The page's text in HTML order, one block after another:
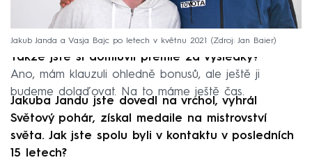
Jakub Janda a Vasja Bajc po letech v květnu 2021 Zdroj: Jan Baier
Takže jste si domluvil prémie za výsledky?
Ano, mám klauzuli ohledně bonusů, ale ještě ji
budeme dolaďovat. Na to máme ještě čas.
Jakuba Jandu jste dovedl na vrchol, vyhrál
Světový pohár, získal medaile na mistrovství
světa. Jak jste spolu byli v kontaktu v posledních
15 letech?